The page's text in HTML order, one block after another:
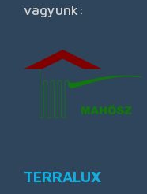
vagyunk:
TERRALUX